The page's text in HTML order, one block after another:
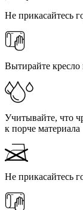
Не прикасайтесь
Вытирайте
Учитывайте, что
к порче материала
Не прикасайтесь